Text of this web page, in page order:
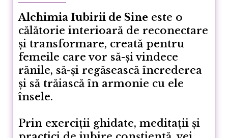
Alchimia Iubirii de Sine este o
călătorie interioară de reconectare
și transformare, creată pentru
femeile care vor să-și vindece
rănile, să-și regăsească încrederea
și să trăiască în armonie cu ele
însele.
Prin exerciții ghidate, meditații și